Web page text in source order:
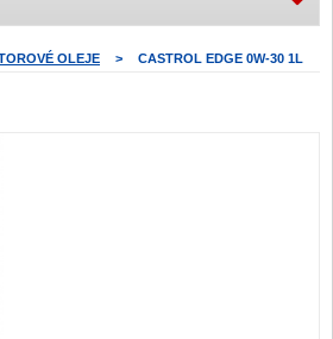
OLEJE > CASTROL EDGE 0W-30 1L